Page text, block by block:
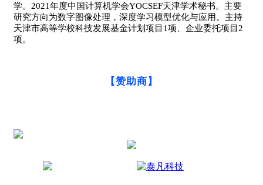
学。2021年度中国计算机学会YOCSEF天津学术秘书。主要
研究方向为数字图像处理，深度学习模型优化与应用。主持
天津市高等学校科技发展基金计划项目1项、企业委托项目2
项。
【赞助商】